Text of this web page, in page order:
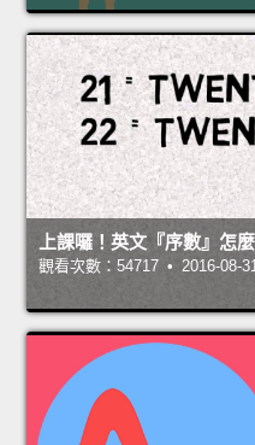
上課囉！英文『序數』怎
觀看次數：54717 • 2016-08-